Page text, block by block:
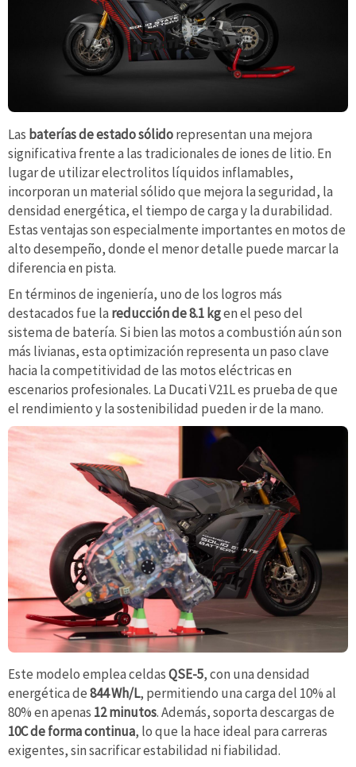
Las baterías de estado sólidorepresentan una mejora
significativa frente a las tradicionales de iones de litio. En
lugar de utilizar electrolitos líquidos inflamables,
incorporan un material sólido que mejora la seguridad, la
densidad energética, el tiempo de carga y la durabilidad.
Estas ventajas son especialmente importantes en motos de
alto desempeño, donde el menor detalle puede marcar la
diferencia en pista.
En términos de ingeniería, uno de los logros más
destacados fue la reducción de 8.1 kgen el peso del
sistema de batería. Si bien las motos a combustión aún son
más livianas, esta optimización representa un paso clave
hacia la competitividad de las motos eléctricas en
escenarios profesionales. La Ducati V21L es prueba de que
el rendimiento y la sostenibilidad pueden ir de la mano.
Este modelo emplea celdasQSE-5, con una densidad
energética de844 Wh/L, permitiendo una carga del 10% al
80% en apenas 12 minutos. Además, soporta descargas de
10C de forma continua, lo que la hace ideal para carreras
exigentes, sin sacrificar estabilidad ni fiabilidad.